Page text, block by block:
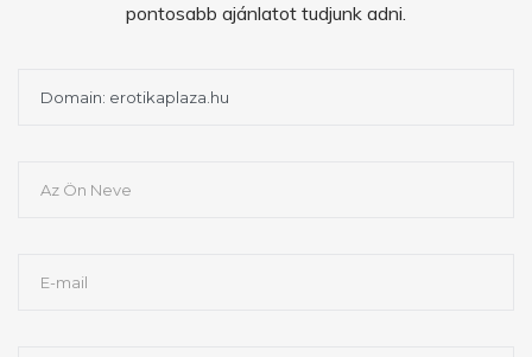
pontosabb ajánlatot tudjunk adni.